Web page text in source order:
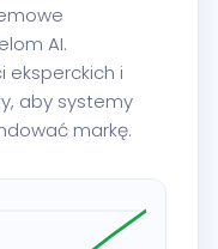
AI.
eksperckich i
aby systemy
markę.